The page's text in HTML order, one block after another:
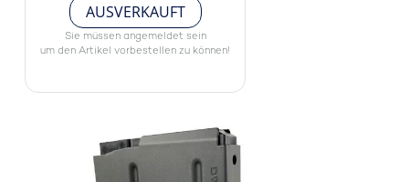
AUSVERKAUFT
Sie müssen angemeldet sein
um den Artikel vorbestellen zu können!